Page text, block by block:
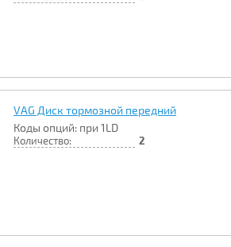
VAG Диск тормозной передний
Коды опций: при 1LD
Количество: 2